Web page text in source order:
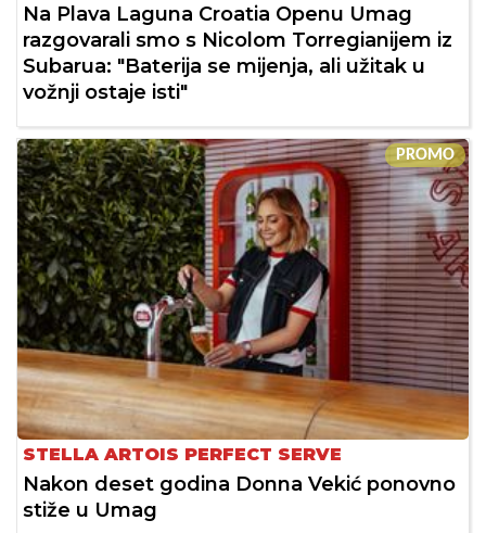
Na Plava Laguna Croatia Openu Umag
razgovarali smo s Nicolom Torregianijem iz
Subarua: "Baterija se mijenja, ali užitak u
vožnji ostaje isti"
PROMO
STELLA ARTOIS PERFECT SERVE
Nakon deset godina Donna Vekić ponovno
stiže u Umag